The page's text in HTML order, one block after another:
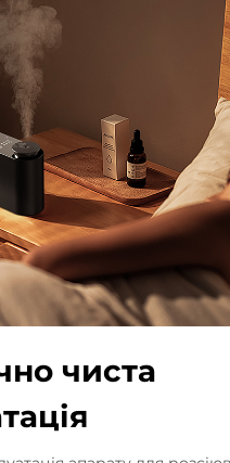
чиста